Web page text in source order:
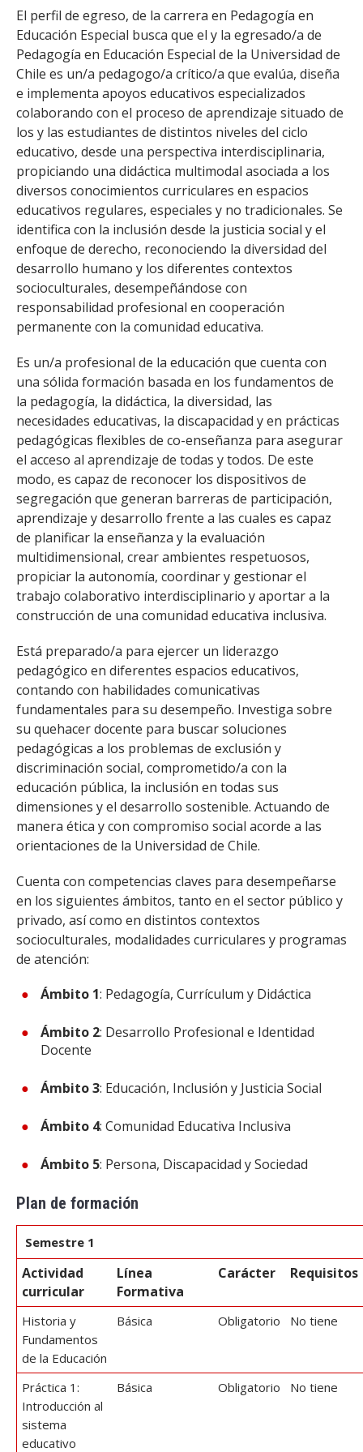
El perfil de egreso, de la carrera en Pedagogía en
Educación Especial busca que el y la egresado/a de
Pedagogía en Educación Especial de la Universidad de
Chile es un/a pedagogo/a crítico/a que evalúa, diseña
e implementa apoyos educativos especializados
colaborando con el proceso de aprendizaje situado de
los y las estudiantes de distintos niveles del ciclo
educativo, desde una perspectiva interdisciplinaria,
propiciando una didáctica multimodal asociada a los
diversos conocimientos curriculares en espacios
educativos regulares, especiales y no tradicionales. Se
identifica con la inclusión desde la justicia social y el
enfoque de derecho, reconociendo la diversidad del
desarrollo humano y los diferentes contextos
socioculturales, desempeñándose con
responsabilidad profesional en cooperación
permanente con la comunidad educativa.
Es un/a profesional de la educación que cuenta con
una sólida formación basada en los fundamentos de
la pedagogía, la didáctica, la diversidad, las
necesidades educativas, la discapacidad y en prácticas
pedagógicas flexibles de co-enseñanza para asegurar
el acceso al aprendizaje de todas y todos. De este
modo, es capaz de reconocer los dispositivos de
segregación que generan barreras de participación,
aprendizaje y desarrollo frente a las cuales es capaz
de planificar la enseñanza y la evaluación
multidimensional, crear ambientes respetuosos,
propiciar la autonomía, coordinar y gestionar el
trabajo colaborativo interdisciplinario y aportar a la
construcción de una comunidad educativa inclusiva.
Está preparado/a para ejercer un liderazgo
pedagógico en diferentes espacios educativos,
contando con habilidades comunicativas
fundamentales para su desempeño. Investiga sobre
su quehacer docente para buscar soluciones
pedagógicas a los problemas de exclusión y
discriminación social, comprometido/a con la
educación pública, la inclusión en todas sus
dimensiones y el desarrollo sostenible. Actuando de
manera ética y con compromiso social acorde a las
orientaciones de la Universidad de Chile.
Cuenta con competencias claves para desempeñarse
en los siguientes ámbitos, tanto en el sector público y
privado, así como en distintos contextos
socioculturales, modalidades curriculares y programas
de atención:
Ámbito 1: Pedagogía, Currículum y Didáctica
Ámbito 2: Desarrollo Profesional e Identidad
Docente
Ámbito 3: Educación, Inclusión y Justicia Social
Ámbito 4: Comunidad Educativa Inclusiva
Ámbito 5: Persona, Discapacidad y Sociedad
Plan de formación
Semestre 1
Actividad
curricular
Línea
Formativa
Carácter Requisitos
Historia y
Fundamentos
de la Educación
Básica Obligatorio No tiene
Práctica 1:
Introducción al
sistema
educativo
Básica Obligatorio No tiene